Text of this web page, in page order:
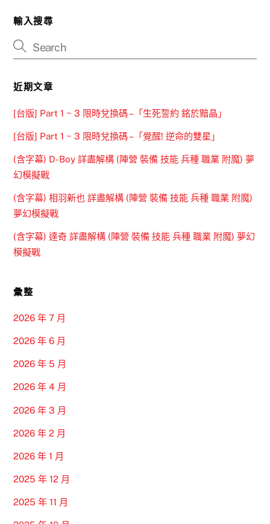
輸入搜尋
近期文章
[台版] Part 1 ~ 3 限時兌換碼 –「生死誓約 銘於黯晶」
[台版] Part 1 ~ 3 限時兌換碼 –「覺醒! 逆命的雙星」
(含字幕) D-Boy 詳盡解構 (陣營 裝備 技能 兵種 職業 附魔) 夢
幻模擬戰
(含字幕) 相羽新也 詳盡解構 (陣營 裝備 技能 兵種 職業 附魔)
夢幻模擬戰
(含字幕) 達奇 詳盡解構 (陣營 裝備 技能 兵種 職業 附魔) 夢幻
模擬戰
彙整
2026 年 7 月
2026 年 6 月
2026 年 5 月
2026 年 4 月
2026 年 3 月
2026 年 2 月
2026 年 1 月
2025 年 12 月
2025 年 11 月